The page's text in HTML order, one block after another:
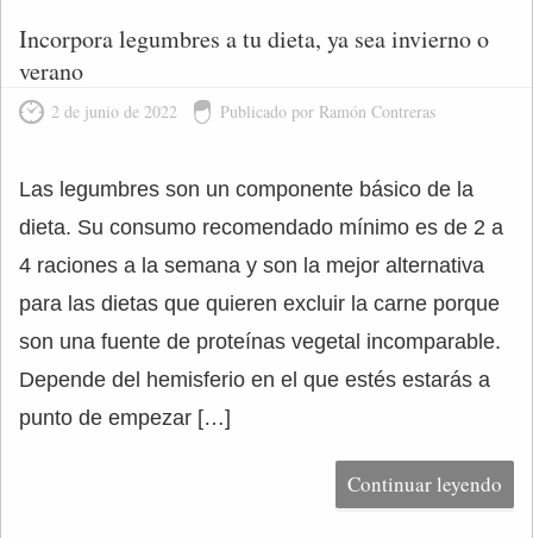
Incorpora legumbres a tu dieta, ya sea invierno o
verano
2 de junio de 2022 Publicado por Ramón Contreras
Las legumbres son un componente básico de la
dieta. Su consumo recomendado mínimo es de 2 a
4 raciones a la semana y son la mejor alternativa
para las dietas que quieren excluir la carne porque
son una fuente de proteínas vegetal incomparable.
Depende del hemisferio en el que estés estarás a
punto de empezar […]
Continuar leyendo